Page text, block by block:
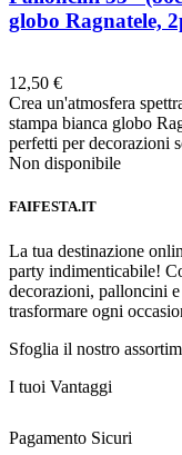
globo Ragnatele,
12,50 €
Crea un'atmosfera
stampa bianca globo
perfetti per decorazioni
Non disponibile
FAIFESTA.IT
La tua destinazione
party indimenticabile!
decorazioni, palloncini
trasformare ogni
Sfoglia il nostro
I tuoi Vantaggi
Pagamento Sicuri